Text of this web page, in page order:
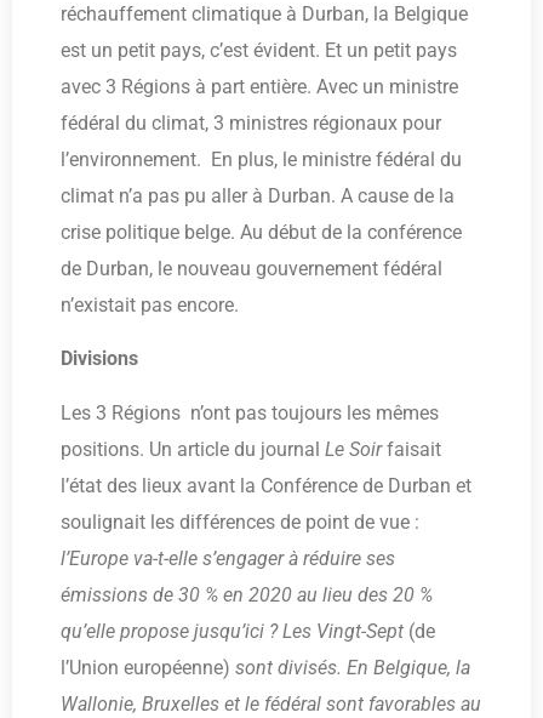
réchauffement climatique à Durban, la Belgique
est un petit pays, c’est évident. Et un petit pays
avec 3 Régions à part entière. Avec un ministre
fédéral du climat, 3 ministres régionaux pour
l’environnement. En plus, le ministre fédéral du
climat n’a pas pu aller à Durban. A cause de la
crise politique belge. Au début de la conférence
de Durban, le nouveau gouvernement fédéral
n’existait pas encore.
Divisions
Les 3 Régions n’ont pas toujours les mêmes
positions. Un article du journal Le Soirfaisait
l’état des lieux avant la Conférence de Durban et
soulignait les différences de point de vue :
l’Europe va-t-elle s’engager à réduire ses
émissions de 30 % en 2020 au lieu des 20 %
qu’elle propose jusqu’ici ? Les Vingt-Sept (de
l’Union européenne) sont divisés. En Belgique, la
Wallonie, Bruxelles et le fédéral sont favorables au